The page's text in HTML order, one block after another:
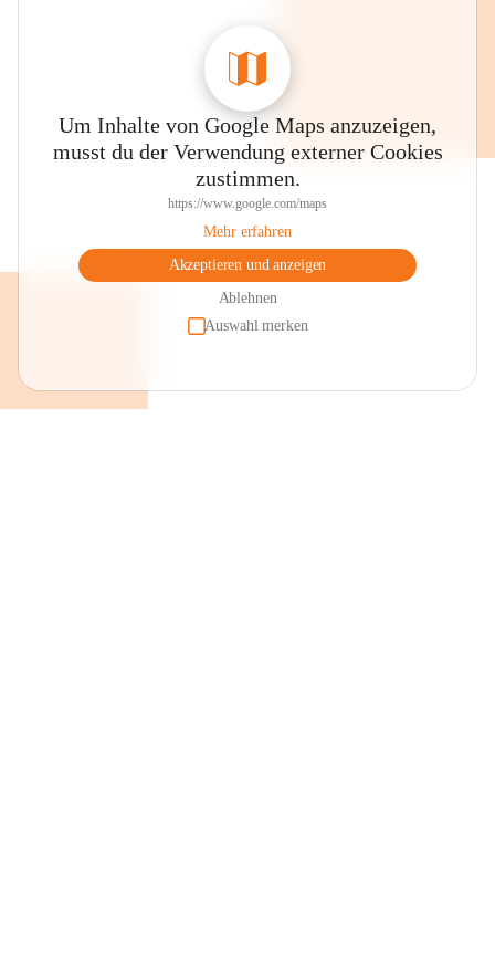
Um Inhalte von Google Maps anzuzeigen,
musst du der Verwendung externer Cookies
zustimmen.
https://www.google.com/maps
Mehr erfahren
Akzeptieren und anzeigen
Ablehnen
Auswahl merken